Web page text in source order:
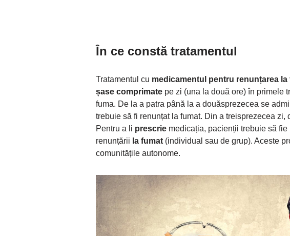
În ce constă tratamentul
Tratamentul cu medicamentul pentru renunțarea la
șase comprimate pe zi (una la două ore) în primele
fuma. De la a patra până la a douăsprezecea se
trebuie să fi renunțat la fumat. Din a treisprezecea zi,
Pentru a li prescrie medicația, pacienții trebuie să
renunțării la fumat (individual sau de grup). Aceste
comunitățile autonome.